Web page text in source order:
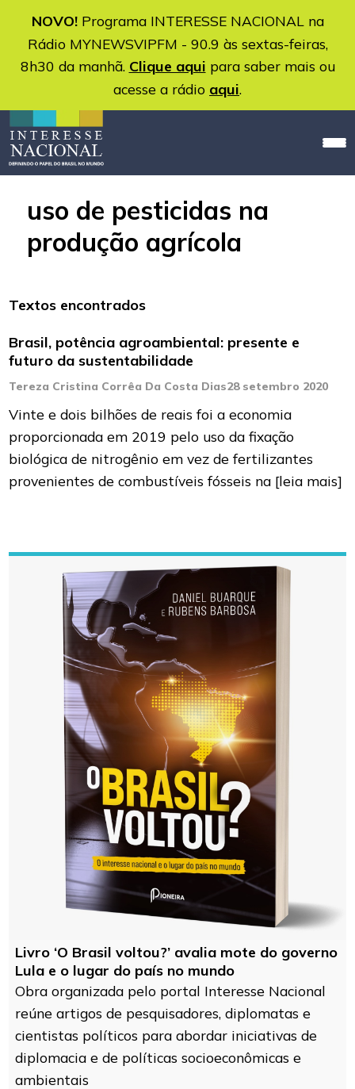
NOVO!Programa INTERESSE NACIONAL na
Rádio MYNEWSVIPFM - 90.9 às sextas-feiras,
8h30 da manhã. Clique aqui para saber mais ou
acesse a rádio aqui.
uso de pesticidas na
produção agrícola
Textos encontrados
Brasil, potência agroambiental: presente e
futuro da sustentabilidade
Tereza Cristina Corrêa Da Costa Dias28 setembro 2020
Vinte e dois bilhões de reais foi a economia
proporcionada em 2019 pelo uso da fixação
biológica de nitrogênio em vez de fertilizantes
provenientes de combustíveis fósseis na [leia mais]
Livro ‘O Brasil voltou?’ avalia mote do governo
Lula e o lugar do país no mundo
Obra organizada pelo portal Interesse Nacional
reúne artigos de pesquisadores, diplomatas e
cientistas políticos para abordar iniciativas de
diplomacia e de políticas socioeconômicas e
ambientais